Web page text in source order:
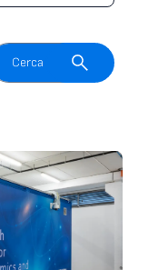
il campo di ricerca